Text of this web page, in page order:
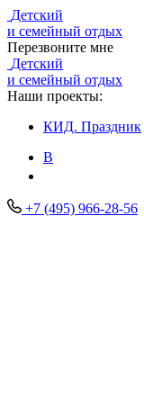
Детский
и семейный отдых
Перезвоните мне
Детский
и семейный отдых
Наши проекты:
КИД. Праздник
В
+7 (495) 966-28-56